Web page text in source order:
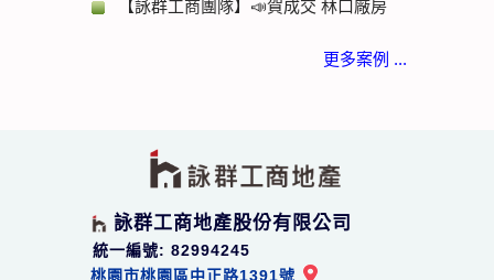
【詠群工商團隊】📣賀成交 林口廠房
更多案例 ...
詠群工商地產股份有限公司
統一編號: 82994245
桃園市桃園區中正路1391號